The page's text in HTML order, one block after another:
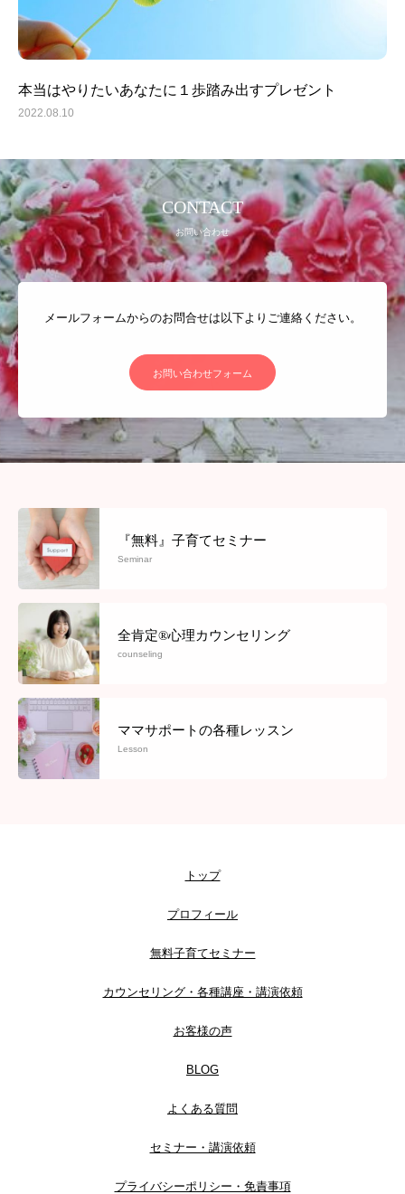
本当はやりたいあなたに１歩踏み出すプレゼント
2022.08.10
CONTACT
お問い合わせ
メールフォームからのお問合せは以下よりご連絡ください。
お問い合わせフォーム
『無料』子育てセミナー
Seminar
全肯定®心理カウンセリング
counseling
ママサポートの各種レッスン
Lesson
トップ
プロフィール
無料子育てセミナー
カウンセリング・各種講座・講演依頼
お客様の声
BLOG
よくある質問
セミナー・講演依頼
プライバシーポリシー・免責事項
トップ
プロフィール
全肯定® カウンセリング
お客様の声
BLOG
セミナー 講演依頼